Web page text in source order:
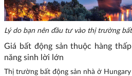
Lý do bạn nên đầu tư vào thị trường
Giá bất động sản thuộc hàng
năng sinh lời lớn
Thị trường bất động sản nhà ở